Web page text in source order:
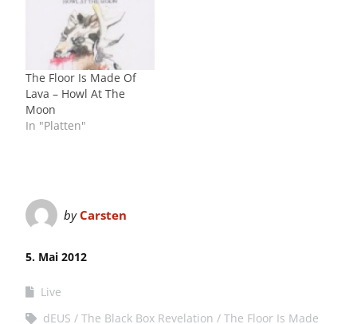
The Floor Is Made Of
Lava – Howl At The
Moon
In "Platten"
byCarsten
5. Mai 2012
Live
dEUS
The Black Box Revelation The Floor Is Made